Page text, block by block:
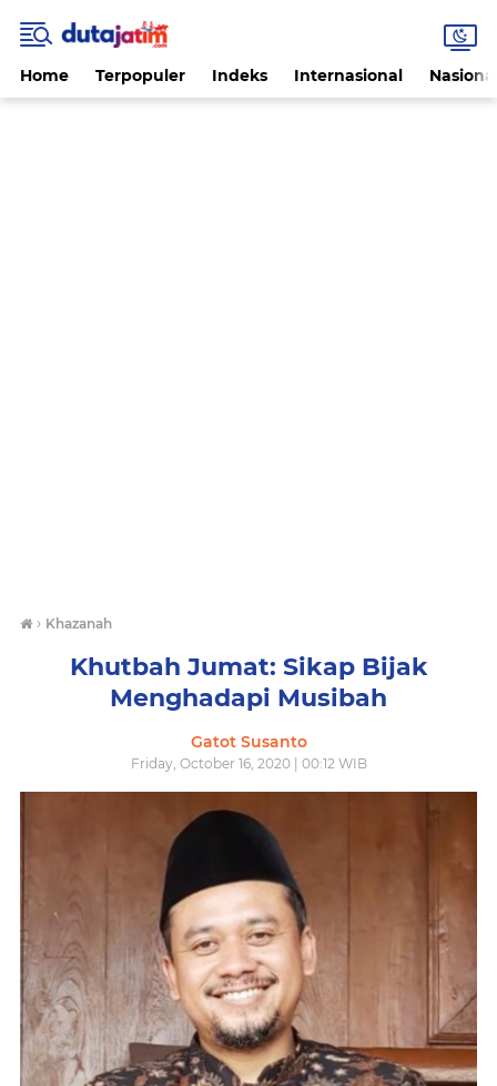
Home Terpopuler Indeks Internasional
› Khazanah
Khutbah Jumat: Sikap Bijak
Menghadapi Musibah
Gatot Susanto
Friday, October 16, 2020 | 00:12 WIB